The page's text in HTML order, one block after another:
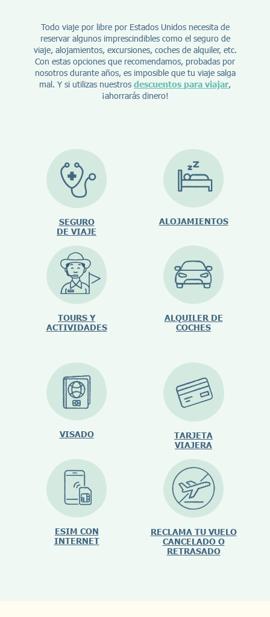
Todo viaje por libre por Estados Unidos necesita de
reservar algunos imprescindibles como el seguro de
viaje, alojamientos, excursiones, coches de alquiler, etc.
Con estas opciones que recomendamos, probadas por
nosotros durante años, es imposible que tu viaje salga
mal. Y si utilizas nuestros descuentos para viajar,
¡ahorrarás dinero!
SEGURO
DE VIAJE
ALOJAMIENTOS
TOURS Y
ACTIVIDADES
ALQUILER DE
COCHES
VISADO
TARJETA
VIAJERA
ESIM CON
INTERNET
RECLAMA TU VUELO
CANCELADO O
RETRASADO